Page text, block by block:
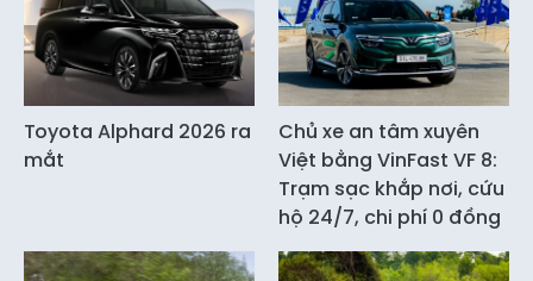
Toyota Alphard 2026 ra
mắt
Chủ xe an tâm xuyên
Việt bằng VinFast VF 8:
Trạm sạc khắp nơi, cứu
hộ 24/7, chi phí 0 đồng